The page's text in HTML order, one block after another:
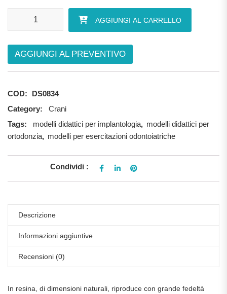
AGGIUNGI AL CARRELLO
AGGIUNGI AL PREVENTIVO
COD:
DS0834
Category:
Crani
Tags:
modelli didattici per implantologia, modelli didattici per
ortodonzia, modelli per esercitazioni odontoiatriche
Condividi :
Descrizione
Informazioni aggiuntive
Recensioni (0)
In resina, di dimensioni naturali, riproduce con grande fedeltà